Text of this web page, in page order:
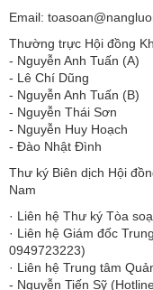
Email:
Thường trực Hội đồng
​​​​​​- Nguyễn Anh Tuấn (A)
- Lê Chí Dũng
- Nguyễn Anh Tuấn (B)
- Nguyễn Thái Sơn
- Nguyễn Huy Hoạch
- Đào Nhật Đình
Thư ký Biên dịch Hội
Nam
· Liên hệ Thư ký Tòa
· Liên hệ Giám đốc
0949723223)
· Liên hệ Trung tâm
- Nguyễn Tiến Sỹ